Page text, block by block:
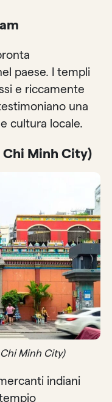
paese. I templi
e riccamente
una
cultura locale.
Chi Minh City)
Minh City)
indiani